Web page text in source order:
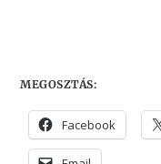
MEGOSZTÁS:
Facebook